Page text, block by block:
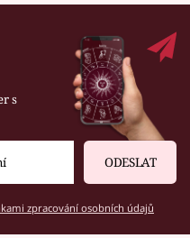
s
ODESLAT
zpracování osobních údajů